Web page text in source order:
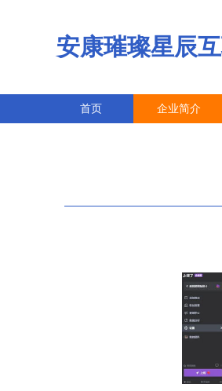
安康璀璨星辰
首页 企业简介